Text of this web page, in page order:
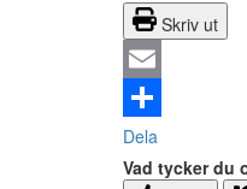
Skriv ut
Email
Dela
Vad tycker du